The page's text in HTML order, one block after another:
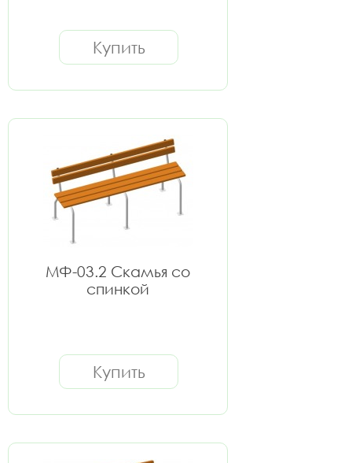
Купить
МФ-03.2 Скамья со
спинкой
Купить